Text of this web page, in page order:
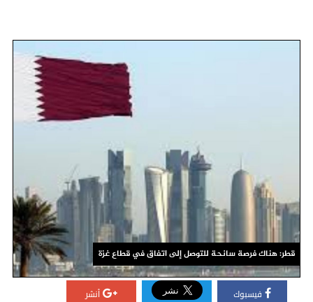
قطر: هناك فرصة سانحة للتوصل إلى اتفاق في قطاع غزة
فيسبوك أنشر